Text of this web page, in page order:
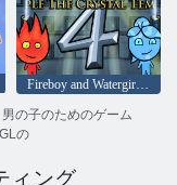
Fireboy and Watergirl 4：クリスタル寺院
男の子のためのゲーム
の
ィング